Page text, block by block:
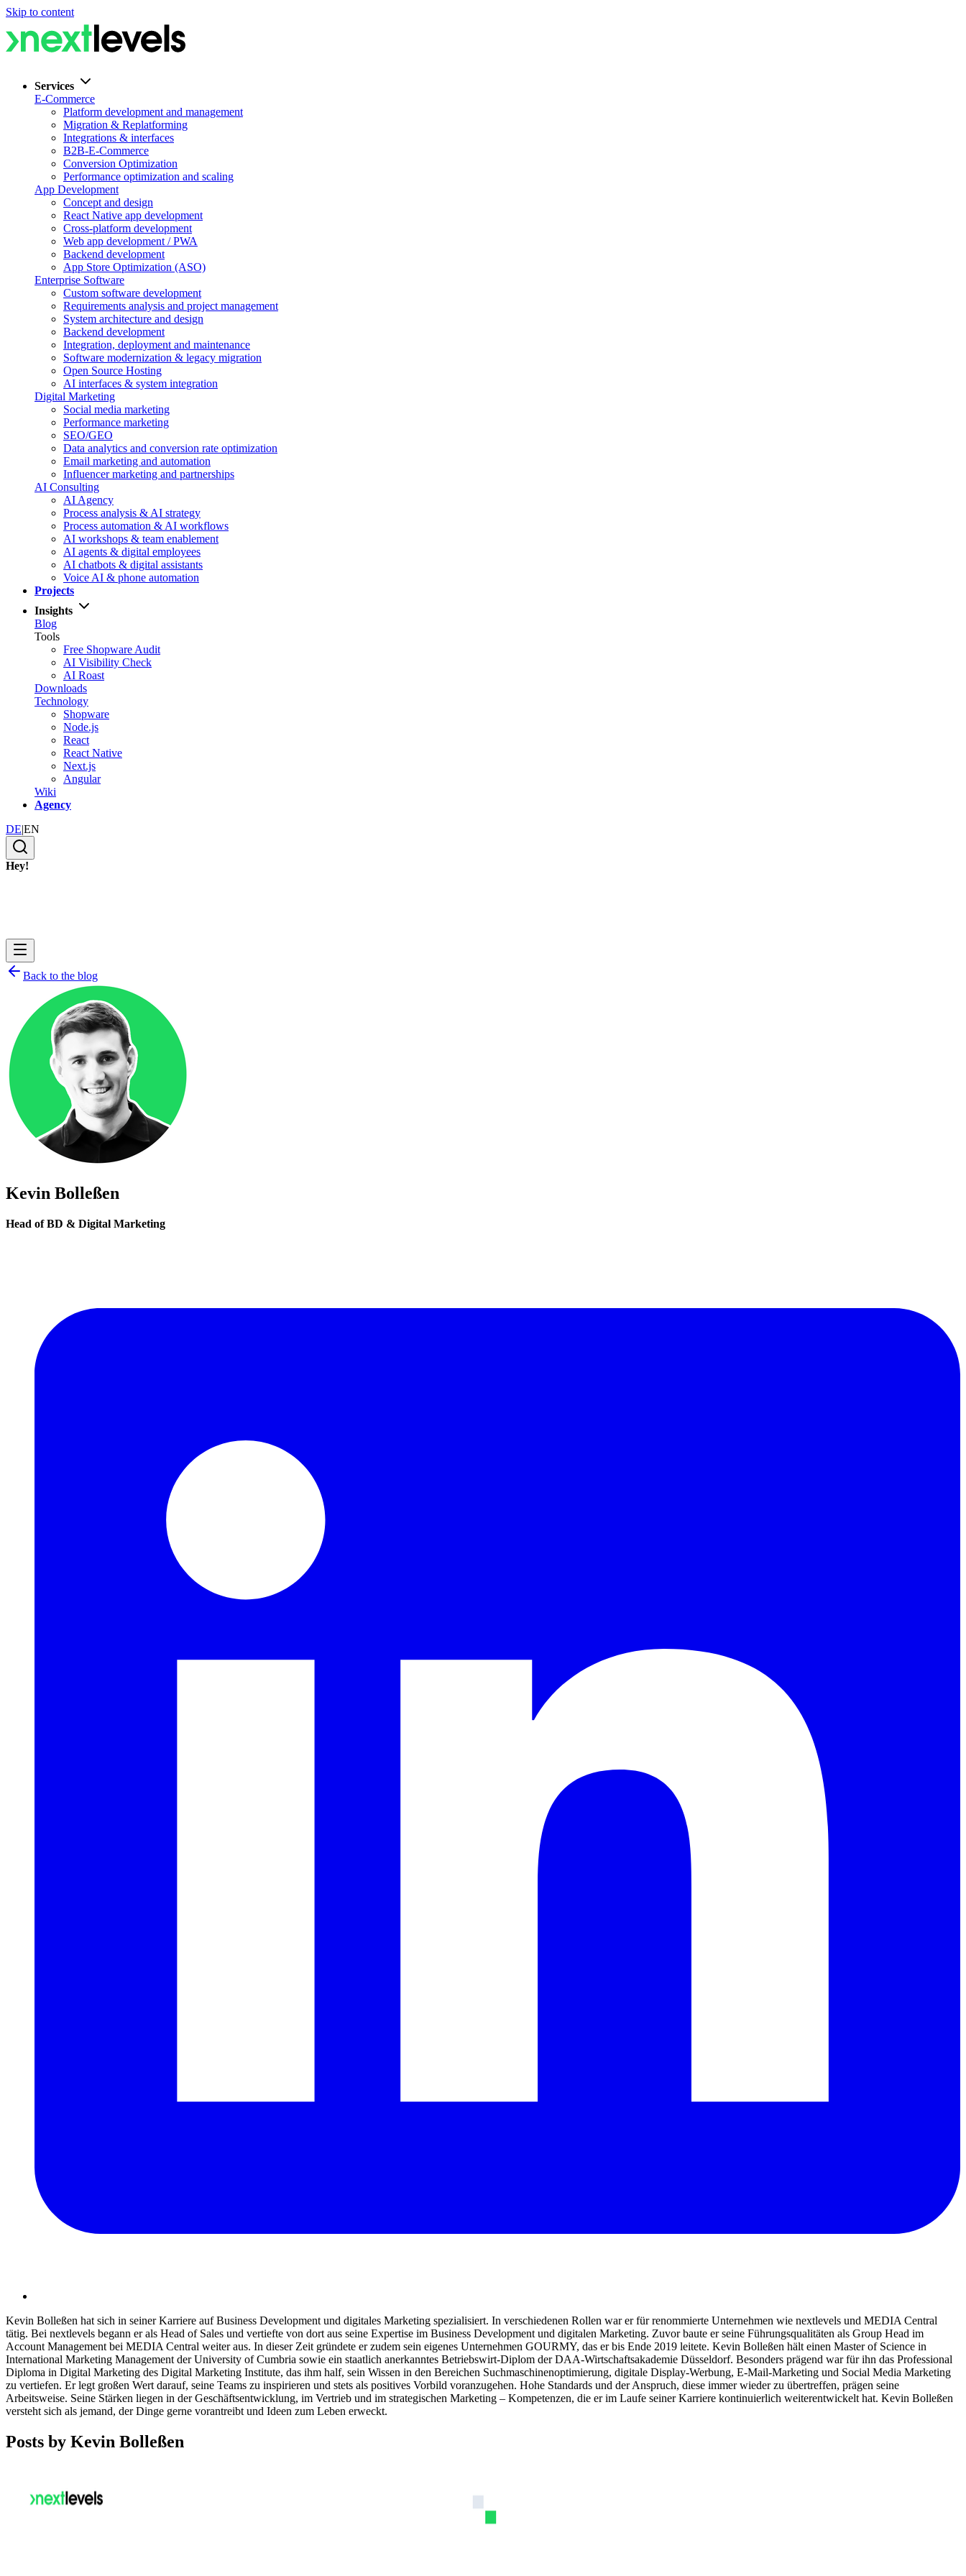
Skip to content
Services
E-Commerce
Platform development and management
Migration & Replatforming
Integrations & interfaces
B2B-E-Commerce
Conversion Optimization
Performance optimization and scaling
App Development
Concept and design
React Native app development
Cross-platform development
Web app development / PWA
Backend development
App Store Optimization (ASO)
Enterprise Software
Custom software development
Requirements analysis and project management
System architecture and design
Backend development
Integration, deployment and maintenance
Software modernization & legacy migration
Open Source Hosting
AI interfaces & system integration
Digital Marketing
Social media marketing
Performance marketing
SEO/GEO
Data analytics and conversion rate optimization
Email marketing and automation
Influencer marketing and partnerships
AI Consulting
AI Agency
Process analysis & AI strategy
Process automation & AI workflows
AI workshops & team enablement
AI agents & digital employees
AI chatbots & digital assistants
Voice AI & phone automation
Projects
Insights
Blog
Tools
Free Shopware Audit
AI Visibility Check
AI Roast
Downloads
Technology
Shopware
Node.js
React
React Native
Next.js
Angular
Wiki
Agency
DE|EN
Hey!
Back to the blog
Kevin Bolleßen
Head of BD & Digital Marketing
Kevin Bolleßen hat sich in seiner Karriere auf Business Development und digitales Marketing spezialisiert. In verschiedenen Rollen war er für renommierte Unternehmen wie nextlevels und MEDIA Central
tätig. Bei nextlevels begann er als Head of Sales und vertiefte von dort aus seine Expertise im Business Development und digitalen Marketing. Zuvor baute er seine Führungsqualitäten als Group Head im
Account Management bei MEDIA Central weiter aus. In dieser Zeit gründete er zudem sein eigenes Unternehmen GOURMY, das er bis Ende 2019 leitete. Kevin Bolleßen hält einen Master of Science in
International Marketing Management der University of Cumbria sowie ein staatlich anerkanntes Betriebswirt-Diplom der DAA-Wirtschaftsakademie Düsseldorf. Besonders prägend war für ihn das Professional
Diploma in Digital Marketing des Digital Marketing Institute, das ihm half, sein Wissen in den Bereichen Suchmaschinenoptimierung, digitale Display-Werbung, E-Mail-Marketing und Social Media Marketing
zu vertiefen. Er legt großen Wert darauf, seine Teams zu inspirieren und stets als positives Vorbild voranzugehen. Hohe Standards und der Anspruch, diese immer wieder zu übertreffen, prägen seine
Arbeitsweise. Seine Stärken liegen in der Geschäftsentwicklung, im Vertrieb und im strategischen Marketing – Kompetenzen, die er im Laufe seiner Karriere kontinuierlich weiterentwickelt hat. Kevin Bolleßen
versteht sich als jemand, der Dinge gerne vorantreibt und Ideen zum Leben erweckt.
Posts by Kevin Bolleßen